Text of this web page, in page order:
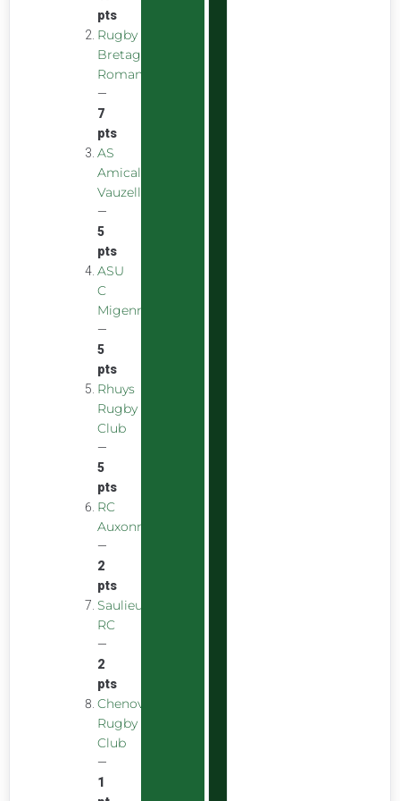
pts
Rugby
Bretagne
Romantique
—
7
pts
AS
Amicale
Vauzelles
—
5
pts
ASU
C
Migennes
—
5
pts
Rhuys
Rugby
Club
—
5
pts
RC
Auxonnais
—
2
pts
Saulieu
RC
—
2
pts
Chenove
Rugby
Club
—
1